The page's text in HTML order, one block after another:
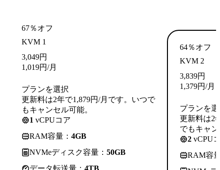
67％オフ
KVM 1
3,049円
1,019円/月
プランを選択
更新料は2年で1,879円/月です。いつで
もキャンセル可能。
1 vCPUコア
RAM容量： 4GB
NVMeディスク容量： 50GB
64％オフ
KVM 2
3,839円
1,379円/月
プランを
更新料は2
でもキャ
2 vCPU
RAM容